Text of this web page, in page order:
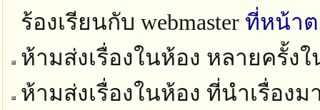
ร้องเรียนกับ webmaster ที่หน้า
ห้ามส่งเรื่องในห้อง หลายครั้ง
ห้ามส่งเรื่องในห้อง ที่นำเรื่องม